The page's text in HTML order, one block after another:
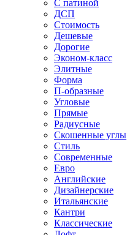
С патиной
ДСП
Стоимость
Дешевые
Дорогие
Эконом-класс
Элитные
Форма
П-образные
Угловые
Прямые
Радиусные
Скошенные углы
Стиль
Современные
Евро
Английские
Дизайнерские
Итальянские
Кантри
Классические